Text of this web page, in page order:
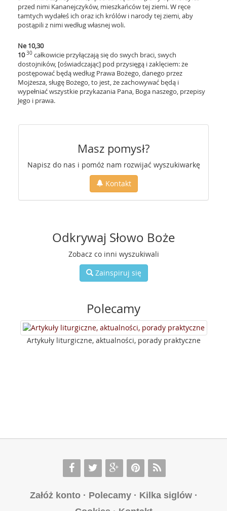
przed nimi Kananejczyków, mieszkańców tej ziemi. W ręce
tamtych wydałeś ich oraz ich królów i narody tej ziemi, aby
postąpili z nimi według własnej woli.
Ne 10,30
1030 całkowicie przyłączają się do swych braci, swych
dostojników, [oświadczając] pod przysięgą i zaklęciem: że
postępować będą według Prawa Bożego, danego przez
Mojżesza, sługę Bożego, to jest, że zachowywać będą i
wypełniać wszystkie przykazania Pana, Boga naszego, przepisy
Jego i prawa.
Masz pomysł?
Napisz do nas i pomóż nam rozwijać wyszukiwarkę
Kontakt
Odkrywaj Słowo Boże
Zobacz co inni wyszukiwali
Zainspiruj się
Polecamy
Artykuły liturgiczne, aktualności, porady praktyczne
Załóż konto· Polecamy· Kilka siglów·